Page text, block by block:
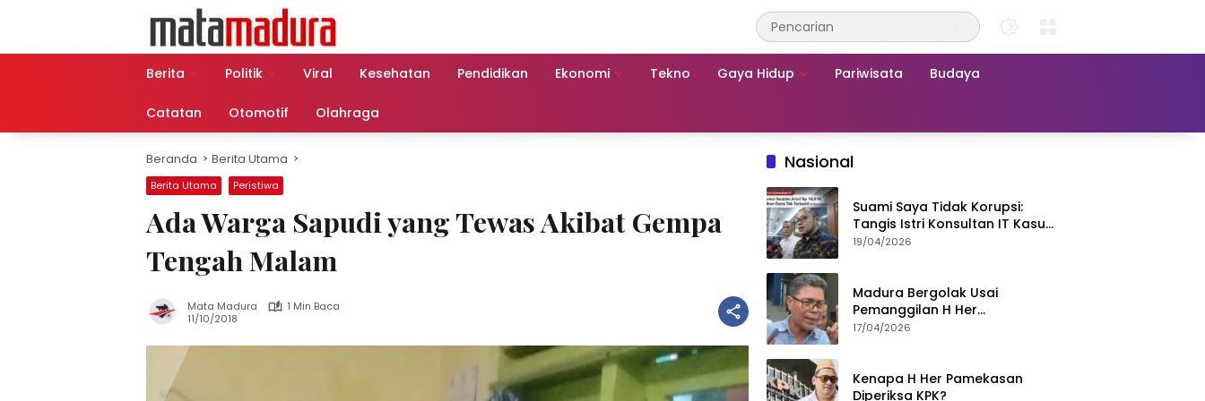
Berita
Politik Viral Kesehatan Pendidikan Ekonomi Tekno Gaya Hidup Pariwisata Budaya
Catatan Otomotif Olahraga
Beranda Berita Utama
Berita Utama Peristiwa
Ada Warga Sapudi yang Tewas Akibat Gempa
Tengah Malam
Mata Madura
1 Min Baca
11/10/2018
Nasional
Suami Saya Tidak Korupsi:
Tangis Istri Konsultan IT Kasus
Nadiem Dituntut 22,5 Tahun
19/04/2026
Madura Bergolak Usai
Pemanggilan H Her
Pamekasan, Faizal Assegaf
17/04/2026
Kenapa H Her Pamekasan
Diperiksa KPK?